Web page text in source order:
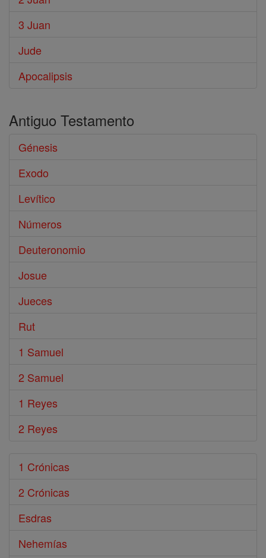
3 Juan
Jude
Apocalipsis
Antiguo Testamento
Génesis
Exodo
Levítico
Números
Deuteronomio
Josue
Jueces
Rut
1 Samuel
2 Samuel
1 Reyes
2 Reyes
1 Crónicas
2 Crónicas
Esdras
Nehemías